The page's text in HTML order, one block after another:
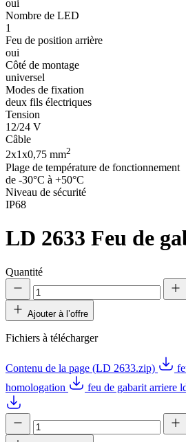
oui
Nombre de LED
1
Feu de position arrière
oui
Côté de montage
universel
Modes de fixation
deux fils électriques
Tension
12/24 V
Câble
2x1x0,75 mm2
Plage de température de fonctionnement
de -30°C à +50°C
Niveau de sécurité
IP68
LD 2633 Feu de
Quantité
Ajouter à l’offre
Fichiers à télécharger
Contenu de la page (LD 2633.zip)
homologation
feu de gabarit arriere